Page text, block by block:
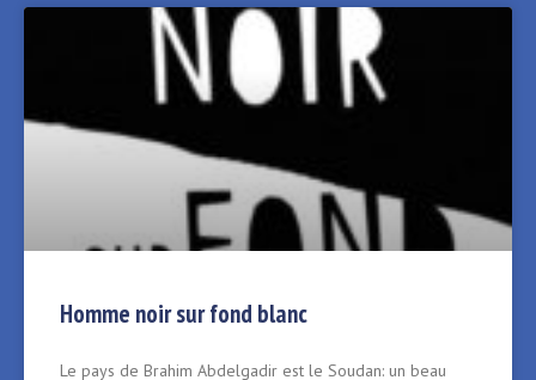
Homme noir sur fond blanc
Le pays de Brahim Abdelgadir est le Soudan: un beau